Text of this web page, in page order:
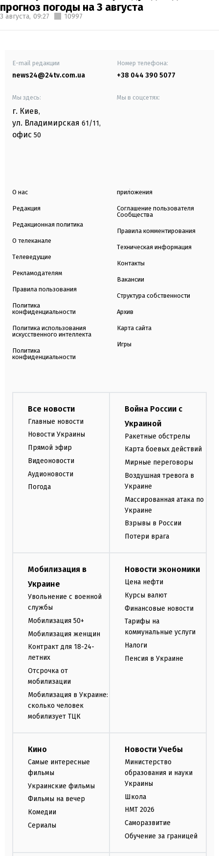
прогноз погоды на 3 августа
3 августа, 09:27 10997
E-mail редакции
news24@24tv.com.ua
Номер телефона:
+38 044 390 5077
Мы здесь:
г. Киев,
ул. Владимирская 61/11,
офис 50
Мы в соцсетях:
О нас
Редакция
Редакционная политика
О телеканале
Телеведущие
Рекламодателям
Правила пользования
Политика
конфиденциальности
Политика использования
искусственного интеллекта
Политика
конфиденциальности
приложения
Соглашение пользователя
Сообщества
Правила комментирования
Техническая информация
Контакты
Вакансии
Структура собственности
Архив
Карта сайта
Игры
Все новости
Главные новости
Новости Украины
Прямой эфир
Видеоновости
Аудионовости
Погода
Война России с
Украиной
Ракетные обстрелы
Карта боевых действий
Мирные переговоры
Воздушная тревога в
Украине
Массированная атака по
Украине
Взрывы в России
Потери врага
Мобилизация в
Украине
Увольнение с военной
службы
Мобилизация 50+
Мобилизация женщин
Контракт для 18-24-
летних
Отсрочка от
мобилизации
Мобилизация в Украине:
сколько человек
мобилизует ТЦК
Новости экономики
Цена нефти
Курсы валют
Финансовые новости
Тарифы на
коммунальные услуги
Налоги
Пенсия в Украине
Кино
Самые интересные
фильмы
Украинские фильмы
Фильмы на вечер
Комедии
Сериалы
Новости Учебы
Министерство
образования и науки
Украины
Школа
НМТ 2026
Саморазвитие
Обучение за границей